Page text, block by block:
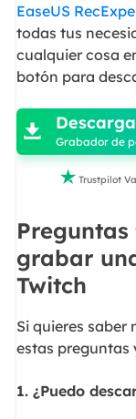
EaseUS
todas tus
cualquier cosa
botón para

 Grabador de
 Trustpilot
grabar
Twitch
Si quieres saber
estas preguntas
1. ¿Puedo